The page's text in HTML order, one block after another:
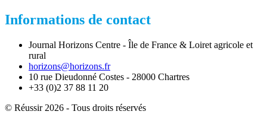
Informations de contact
Journal Horizons Centre - Île de France & Loiret agricole et
rural
horizons@horizons.fr
10 rue Dieudonné Costes - 28000 Chartres
+33 (0)2 37 88 11 20
© Réussir 2026 - Tous droits réservés